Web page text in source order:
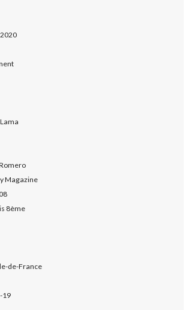
Magazine
8ème
de-France
19